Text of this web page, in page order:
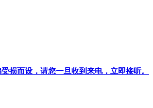
损而设，请您一旦收到来电，立即接听。